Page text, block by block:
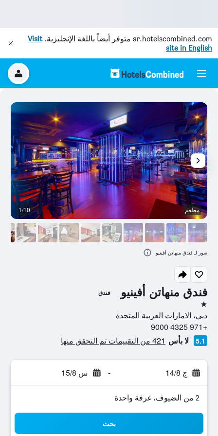
ar.hotelscombined.com متوفر أيضاً باللغة الإنجليزية.Visit
site in English
فندق منهاتن أفينيو فندق
نجمة واحدة
دبي، الامارات العربية المتحدة
+971 4325 9000
5.1 لا بأس 421 من التقييمات تم التحقق منها
ج 14/8 - س 15/8
2 من الضيوف، غرفة واحدة
بحث
مطعم 1/10
صور لـ فندق منهاتن أفينيو